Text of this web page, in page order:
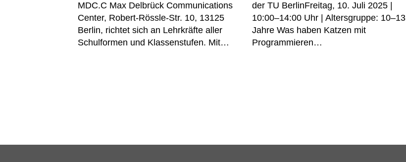
MDC.C Max Delbrück Communications
Center, Robert-Rössle-Str. 10, 13125
Berlin, richtet sich an Lehrkräfte aller
Schulformen und Klassenstufen. Mit…
der TU BerlinFreitag, 10. Juli 2025 |
10:00–14:00 Uhr | Altersgruppe: 10–13
Jahre Was haben Katzen mit
Programmieren…